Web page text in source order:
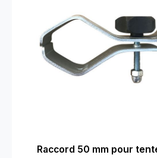
Raccord 50 mm pour